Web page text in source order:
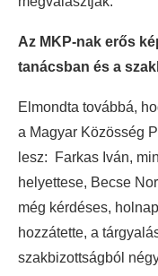
Az MKP-nak erős
tanácsban és a
Elmondta továbbá,
a Magyar Közösség
lesz: Farkas Iván,
helyettese, Becse
még kérdéses,
hozzátette, a
szakbizottságból